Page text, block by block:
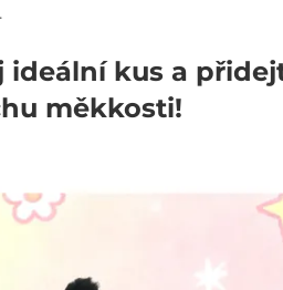
ideální kus a
měkkosti!